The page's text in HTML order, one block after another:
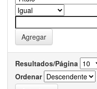
Resultados/Página
Ordenar